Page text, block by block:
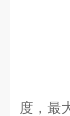
4
度，最